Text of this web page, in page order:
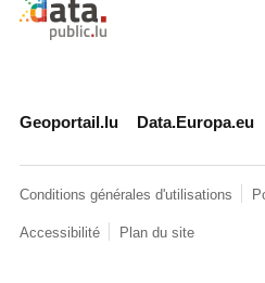
Retour à l'accueil de
Geoportail.lu Data.Europa.eu
Conditions générales d'utilisations
Accessibilité Plan du site